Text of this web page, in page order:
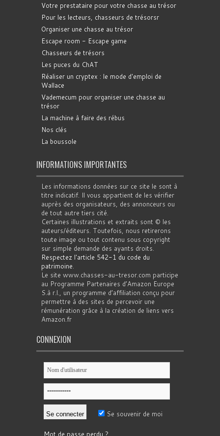
Votre prestataire pour votre chasse au trésor
Pour les lecteurs, chasseurs de trésorsr
Organiser une chasse au trésor
Escape room - Escape game
Chasseurs de trésors
Les puces du ChAT
Réaliser un cryptex : le mode d'emploi de
Wallace
Vademecum pour organiser une chasse au
trésor
La machine à faire des rébus
Nos clés
La boussole
INFORMATIONS IMPORTANTES
Les informations données sur ce site le sont à
titre indicatif. Il vous appartient de les vérifier
auprès des organisateurs, des annonceurs ou
de tout autre tiers cité.
Certaines illustrations et extraits sont © les
auteurs/éditeurs. Toutefois, nous retirerons
toute image ou tout contenu sous copyright
sur simple demande des ayants droits.
Respectez l'article 542-1 du code du
patrimoine.
Le site www.chasses-au-tresor.com participe
au Programme Partenaires d’Amazon Europe
S.à r.l., un programme d’affiliation conçu pour
permettre à des sites de percevoir une
rémunération grâce à la création de liens vers
Amazon.fr
CONNEXION
Se souvenir de moi
Mot de passe perdu ?